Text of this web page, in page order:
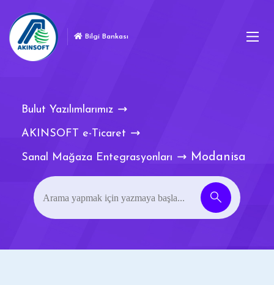
Bilgi Bankası
Bulut Yazılımlarımız
AKINSOFT e-Ticaret
Sanal Mağaza Entegrasyonları Modanisa